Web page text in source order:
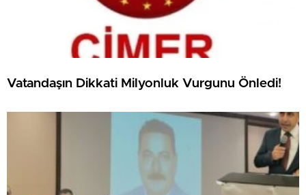
Vatandaşın Dikkati Milyonluk Vurgunu Önledi!